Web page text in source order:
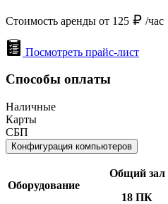
Стоимость аренды от 125 /час
Посмотреть прайс-лист
Способы оплаты
Наличные
Карты
СБП
Конфигурация компьютеров
Оборудование
Общий зал
18 ПК